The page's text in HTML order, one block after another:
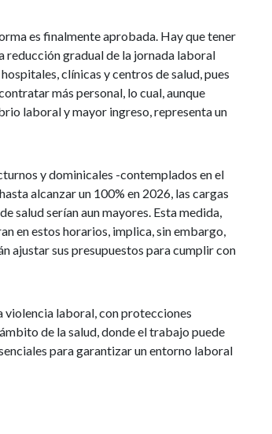
es finalmente aprobada. Hay que tener
reducción gradual de la jornada laboral
clínicas y centros de salud, pues
más personal, lo cual, aunque
laboral y mayor ingreso, representa un
y dominicales -contemplados en el
alcanzar un 100% en 2026, las cargas
salud serían aun mayores. Esta medida,
en estos horarios, implica, sin embargo,
ajustar sus presupuestos para cumplir con
violencia laboral, con protecciones
de la salud, donde el trabajo puede
para garantizar un entorno laboral